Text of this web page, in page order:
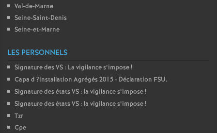
Val-de-Marne
Seine-Saint-Denis
Seine-et-Marne
LES PERSONNELS
Signature des VS : La vigilance s’impose!
Capa d ?installation Agrégés 2015 - Déclaration FSU.
Signature des états VS : la vigilance s’impose!
Signature des états VS : la vigilance s’impose!
Tzr
Cpe